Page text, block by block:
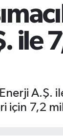
ile
için 7,2